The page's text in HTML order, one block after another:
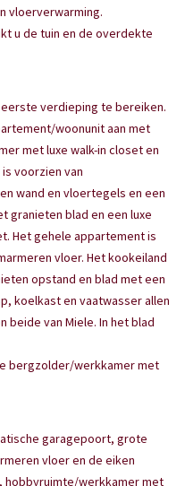
vloerverwarming.
u de tuin en de overdekte
verdieping te bereiken.
woonunit aan met
met luxe walk-in closet en
voorzien van
wand en vloertegels en een
granieten blad en een luxe
Het gehele appartement is
vloer. Het kookeiland
opstand en blad met een
koelkast en vaatwasser allen
beide van Miele. In het blad
bergzolder/werkkamer met
garagepoort, grote
vloer en de eiken
hobbyruimte/werkkamer met